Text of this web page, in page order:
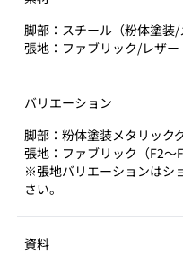
脚部：スチール（粉体塗装/
張地：ファブリック/レザー
バリエーション
脚部：粉体塗装メタリック
張地：ファブリック（F2～
※張地バリエーションはシ
さい。
資料